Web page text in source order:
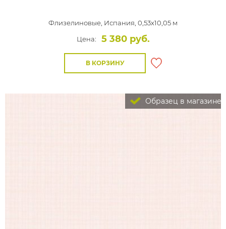
Флизелиновые, Испания, 0,53x10,05 м
Цена:
5 380 руб.
В КОРЗИНУ
Образец в магазине